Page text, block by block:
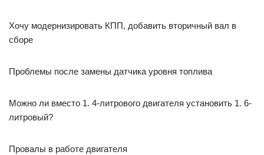
Хочу модернизировать КПП, добавить вторичный вал в
сборе
Проблемы после замены датчика уровня топлива
Можно ли вместо 1. 4-литрового двигателя установить 1. 6-
литровый?
Провалы в работе двигателя